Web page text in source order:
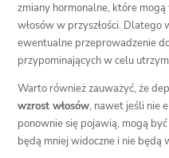
zmiany hormonalne, które
włosów w przyszłości. Dlatego
ewentualne przeprowadzenie
przypominających w celu
Warto również zauważyć, że
wzrost włosów, nawet jeśli nie
ponownie się pojawią, mogą
będą mniej widoczne i nie będą